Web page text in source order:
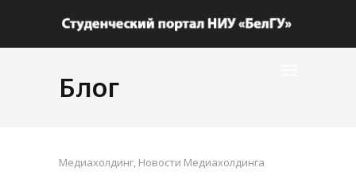
Блог
Медиахолдинг, Новости Медиахолдинга